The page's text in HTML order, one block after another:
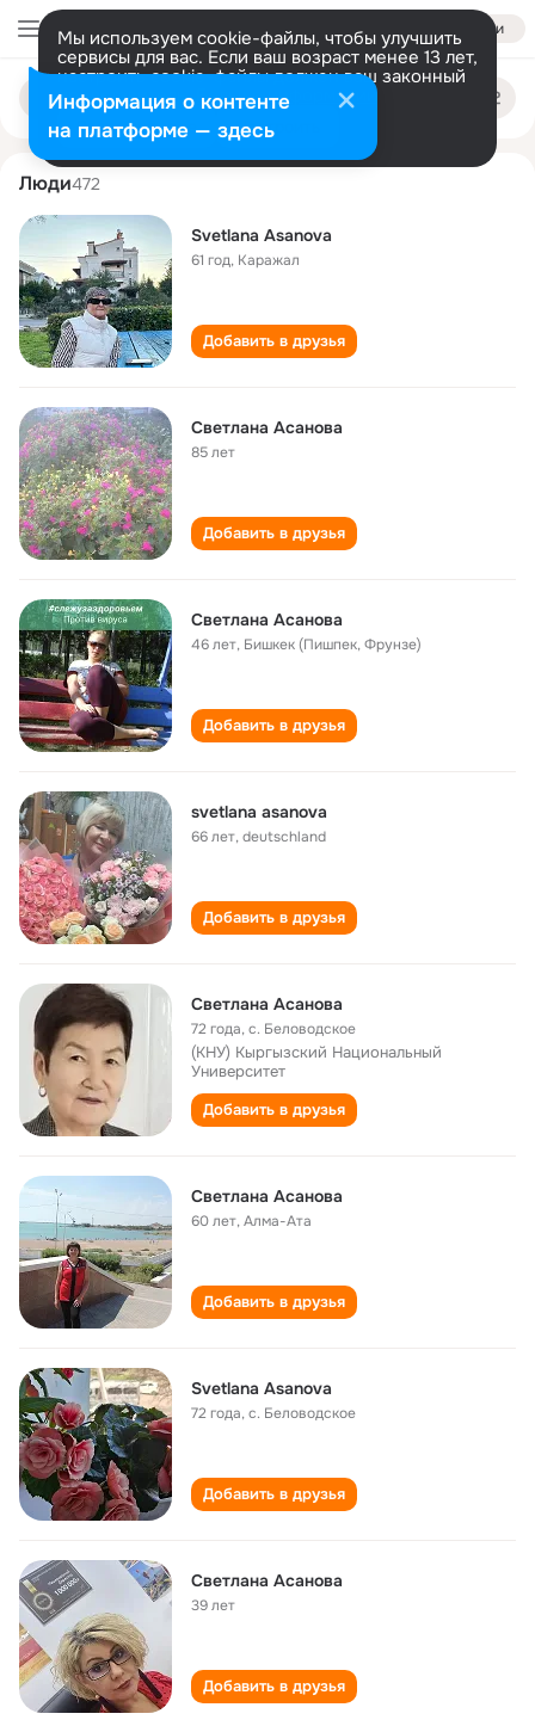
Войти
Мы используем cookie-файлы, чтобы улучшить
сервисы для вас. Если ваш возраст менее 13 лет,
настроить cookie-файлы должен ваш законный
представитель. Больше информации
Разрешить все Настроить
Поиск
людям
svetlana asanova
Люди472
Svetlana Asanova
61 год, Каражал
Добавить в друзья
Светлана Асанова
85 лет
Добавить в друзья
Светлана Асанова
46 лет, Бишкек (Пишпек, Фрунзе)
Добавить в друзья
svetlana asanova
66 лет,deutschland
Добавить в друзья
Светлана Асанова
72 года,с. Беловодское
(КНУ) Кыргызский Национальный
Университет
Добавить в друзья
Светлана Асанова
60 лет,Алма-Ата
Добавить в друзья
Svetlana Asanova
72 года,с. Беловодское
Добавить в друзья
Светлана Асанова
39 лет
Добавить в друзья
Информация о контенте
на платформе — здесь